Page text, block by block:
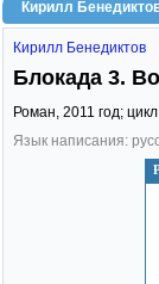
Кирилл
Кирилл Бенедиктов
Блокада 3.
Роман, 2011 год; цикл
Язык написания: